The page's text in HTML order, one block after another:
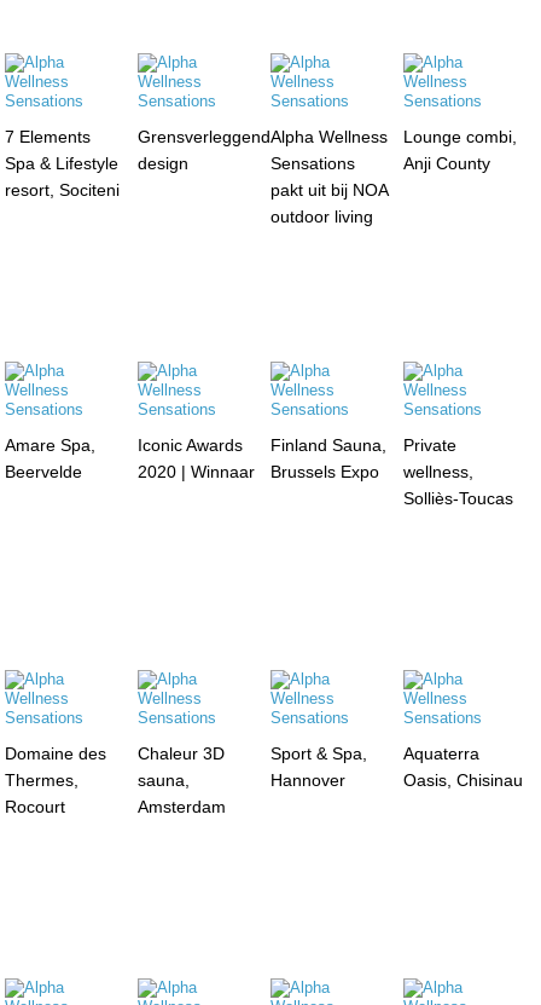
7 Elements
Spa & Lifestyle
resort, Sociteni
Grensverleggend
design
Alpha Wellness
Sensations
pakt uit bij NOA
outdoor living
Lounge combi,
Anji County
Amare Spa,
Beervelde
Iconic Awards
2020 | Winnaar
Finland Sauna,
Brussels Expo
Private
wellness,
Solliès-Toucas
Domaine des
Thermes,
Rocourt
Chaleur 3D
sauna,
Amsterdam
Sport & Spa,
Hannover
Aquaterra
Oasis, Chisinau